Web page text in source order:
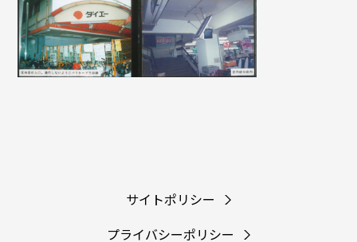
サイトポリシー
プライバシーポリシー